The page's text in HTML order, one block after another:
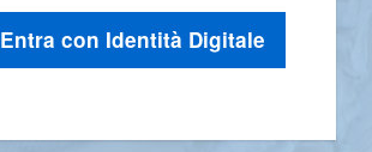
Entra con Identità Digitale